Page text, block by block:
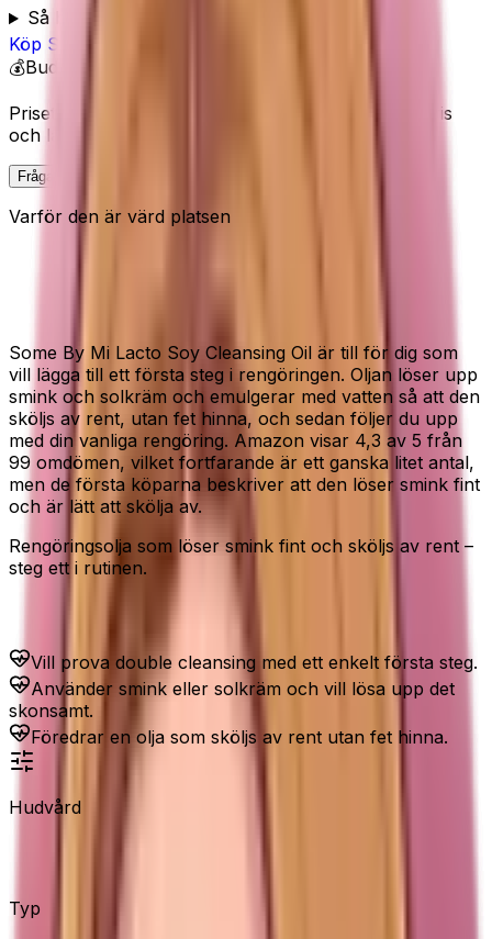
Så bedömer Elin
Köp SOME BY MI
💰Budget
Priset visas inte här eftersom Amazon kan ändra pris
och lagerstatus.
Fråga Elin om denna
Varför den är värd platsen
Some By Mi Lacto Soy Cleansing Oil är till för dig som
vill lägga till ett första steg i rengöringen. Oljan löser upp
smink och solkräm och emulgerar med vatten så att den
sköljs av rent, utan fet hinna, och sedan följer du upp
med din vanliga rengöring. Amazon visar 4,3 av 5 från
99 omdömen, vilket fortfarande är ett ganska litet antal,
men de första köparna beskriver att den löser smink fint
och är lätt att skölja av.
Rengöringsolja som löser smink fint och sköljs av rent –
steg ett i rutinen.
Passar dig som...
Vill prova double cleansing med ett enkelt första steg.
Använder smink eller solkräm och vill lösa upp det
skonsamt.
Föredrar en olja som sköljs av rent utan fet hinna.
Hudvård
Typ